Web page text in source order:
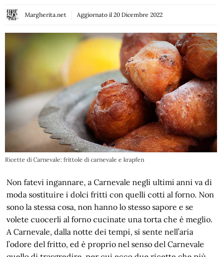
Margherita.net Aggiornato il 20 Dicembre 2022
Ricette di Carnevale: frittole di carnevale e krapfen
Non fatevi ingannare, a Carnevale negli ultimi anni va di
moda sostituire i dolci fritti con quelli cotti al forno. Non
sono la stessa cosa, non hanno lo stesso sapore e se
volete cuocerli al forno cucinate una torta che è meglio.
A Carnevale, dalla notte dei tempi, si sente nell’aria
l’odore del fritto, ed è proprio nel senso del Carnevale